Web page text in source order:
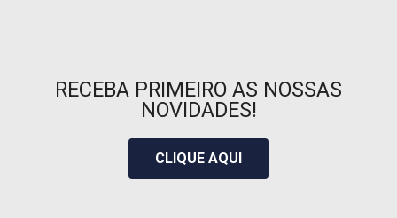
RECEBA PRIMEIRO AS NOSSAS
NOVIDADES!
CLIQUE AQUI